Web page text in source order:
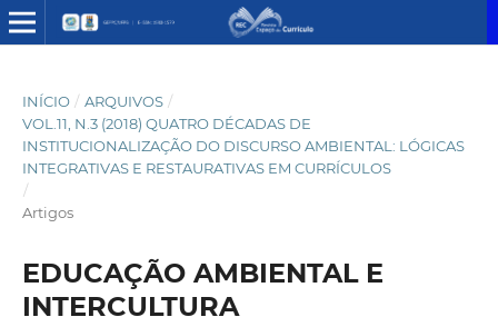
INÍCIO / ARQUIVOS /
VOL.11, N.3 (2018) QUATRO DÉCADAS DE
INSTITUCIONALIZAÇÃO DO DISCURSO AMBIENTAL: LÓGICAS
INTEGRATIVAS E RESTAURATIVAS EM CURRÍCULOS
/
Artigos
EDUCAÇÃO AMBIENTAL E
INTERCULTURA